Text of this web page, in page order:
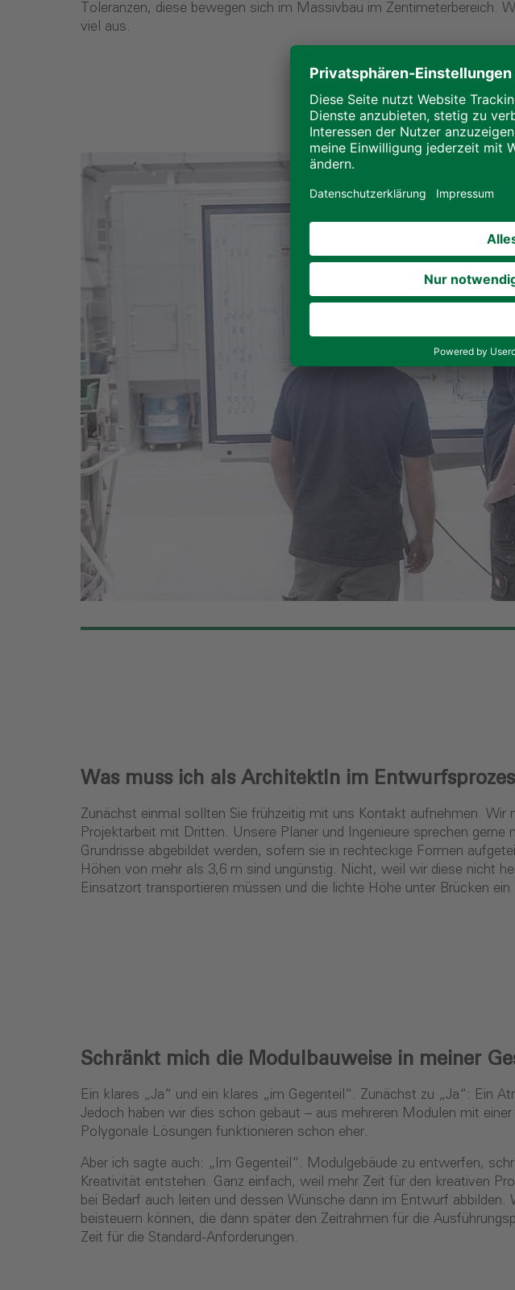
Toleranzen, diese bewegen sich im Massivbau im Zentimeterbereich.
viel aus.
Was muss ich als ArchitektIn im
Zunächst einmal sollten Sie frühzeitig mit uns Kontakt aufnehmen.
Projektarbeit mit Dritten. Unsere Planer und Ingenieure sprechen
Grundrisse abgebildet werden, sofern sie in rechteckige Formen
Höhen von mehr als 3,6 m sind ungünstig. Nicht, weil wir diese nicht
Einsatzort transportieren müssen und die lichte Höhe unter Brücken
Schränkt mich die Modulbauweise in meiner
Ein klares „Ja“ und ein klares „im Gegenteil“. Zunächst zu „Ja“: Ein
Jedoch haben wir dies schon gebaut – aus mehreren Modulen mit
Polygonale Lösungen funktionieren schon eher.
Aber ich sagte auch: „Im Gegenteil“. Modulgebäude zu entwerfen,
Kreativität entstehen. Ganz einfach, weil mehr Zeit für den kreativen
bei Bedarf auch leiten und dessen Wünsche dann im Entwurf
beisteuern können, die dann später den Zeitrahmen für die
Zeit für die Standard-Anforderungen.